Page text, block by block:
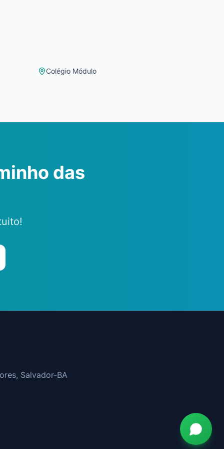
Colégio Módulo
das
, Salvador-BA